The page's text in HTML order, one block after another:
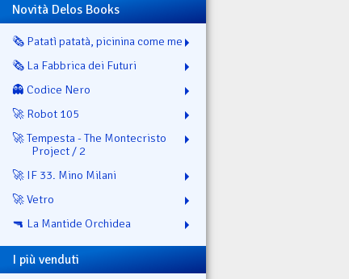
Novità Delos Books
🗞️ Patatì patatà, picinina come me
🗞️ La Fabbrica dei Futuri
👻 Codice Nero
🚀 Robot 105
🚀 Tempesta - The Montecristo
Project / 2
🚀 IF 33. Mino Milani
🚀 Vetro
🔫 La Mantide Orchidea
I più venduti